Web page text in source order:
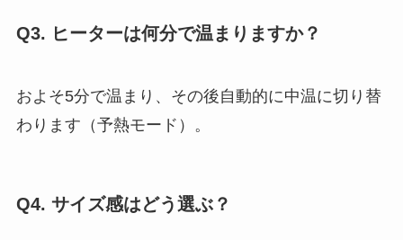
Q3. ヒーターは何分で温まりますか？
およそ5分で温まり、その後自動的に中温に切り替
わります（予熱モード）。
Q4. サイズ感はどう選ぶ？